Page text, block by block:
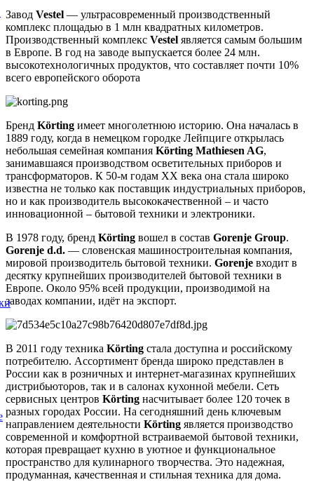
Завод Vestel — ультрасовременный производственный
комплекс площадью в 1 млн квадратных километров.
Производственный комплекс Vestel является самым большим
в Европе. В год на заводе выпускается более 24 млн.
высокотехнологичных продуктов, что составляет почти 10%
всего европейского оборота
Бренд Körting имеет многолетнюю историю. Она началась в
1889 году, когда в немецком городке Лейпциге открылась
небольшая семейная компания Körting Mathiesen AG,
занимавшаяся производством осветительных приборов и
трансформаторов. К 50-м годам ХХ века она стала широко
известна не только как поставщик индустриальных приборов,
но и как производитель высококачественной – и часто
инновационной – бытовой техники и электроники.
В 1978 году, бренд Körting вошел в состав Gorenje Group.
Gorenje d.d. — словенская машиностроительная компания,
мировой производитель бытовой техники. Gorenje входит в
десятку крупнейших производителей бытовой техники в
Европе. Около 95% всей продукции, производимой на
заводах компании, идёт на экспорт.
В 2011 году техника Körting стала доступна и российскому
потребителю. Ассортимент бренда широко представлен в
России как в розничных и интернет-магазинах крупнейших
дистрибьюторов, так и в салонах кухонной мебели. Сеть
сервисных центров Körting насчитывает более 120 точек в
разных городах России. На сегодняшний день ключевым
направлением деятельности Körting является производство
современной и комфортной встраиваемой бытовой техники,
которая превращает кухню в уютное и функциональное
пространство для кулинарного творчества. Это надежная,
продуманная, качественная и стильная техника для дома.